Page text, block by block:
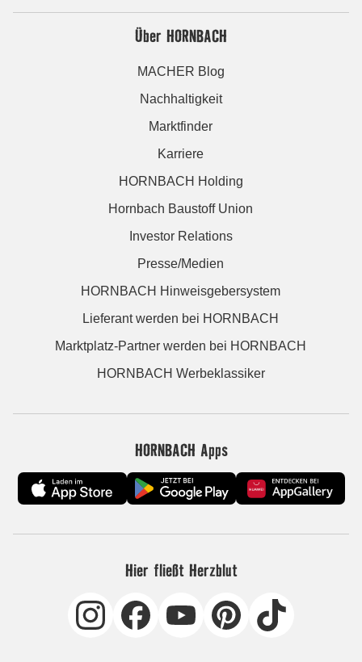
Über HORNBACH
MACHER Blog
Nachhaltigkeit
Marktfinder
Karriere
HORNBACH Holding
Hornbach Baustoff Union
Investor Relations
Presse/Medien
HORNBACH Hinweisgebersystem
Lieferant werden bei HORNBACH
Marktplatz-Partner werden bei HORNBACH
HORNBACH Werbeklassiker
HORNBACH Apps
Hier fließt Herzblut